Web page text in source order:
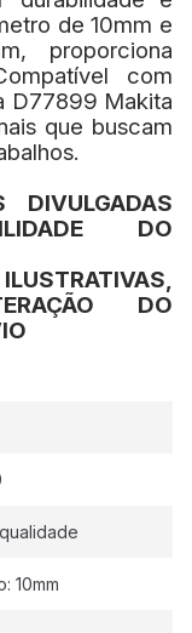
de 10mm e
proporciona
com
D77899 Makita
que buscam
DIVULGADAS
DO
DO
10mm